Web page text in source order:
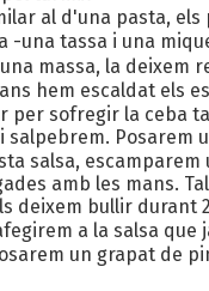
al d'una pasta,
-una tassa i una
massa, la deixem
hem escaldat els
per sofregir la ceba
salpebrem.
salsa,
amb les mans.
deixem bullir durant
a la salsa
un grapat de